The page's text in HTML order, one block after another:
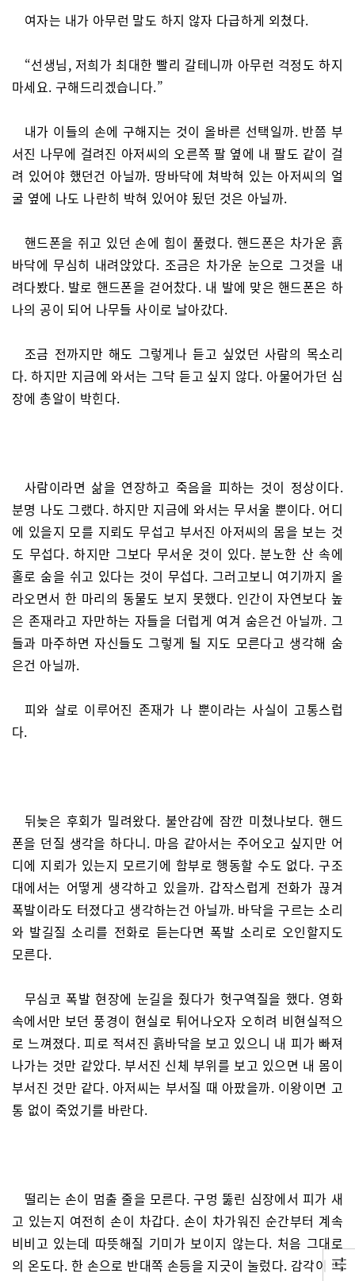
여자는 내가 아무런 말도 하지 않자 다급하게 외쳤다.
“선생님, 저희가 최대한 빨리 갈테니까 아무런 걱정도 하지
마세요. 구해드리겠습니다.”
내가 이들의 손에 구해지는 것이 올바른 선택일까. 반쯤 부
서진 나무에 걸려진 아저씨의 오른쪽 팔 옆에 내 팔도 같이 걸
려 있어야 했던건 아닐까. 땅바닥에 쳐박혀 있는 아저씨의 얼
굴 옆에 나도 나란히 박혀 있어야 됬던 것은 아닐까.
핸드폰을 쥐고 있던 손에 힘이 풀렸다. 핸드폰은 차가운 흙
바닥에 무심히 내려앉았다. 조금은 차가운 눈으로 그것을 내
려다봤다. 발로 핸드폰을 걷어찼다. 내 발에 맞은 핸드폰은 하
나의 공이 되어 나무들 사이로 날아갔다.
조금 전까지만 해도 그렇게나 듣고 싶었던 사람의 목소리
다. 하지만 지금에 와서는 그닥 듣고 싶지 않다. 아물어가던 심
장에 총알이 박힌다.
사람이라면 삶을 연장하고 죽음을 피하는 것이 정상이다.
분명 나도 그랬다. 하지만 지금에 와서는 무서울 뿐이다. 어디
에 있을지 모를 지뢰도 무섭고 부서진 아저씨의 몸을 보는 것
도 무섭다. 하지만 그보다 무서운 것이 있다. 분노한 산 속에
홀로 숨을 쉬고 있다는 것이 무섭다. 그러고보니 여기까지 올
라오면서 한 마리의 동물도 보지 못했다. 인간이 자연보다 높
은 존재라고 자만하는 자들을 더럽게 여겨 숨은건 아닐까. 그
들과 마주하면 자신들도 그렇게 될 지도 모른다고 생각해 숨
은건 아닐까.
피와 살로 이루어진 존재가 나 뿐이라는 사실이 고통스럽
다.
뒤늦은 후회가 밀려왔다. 불안감에 잠깐 미쳤나보다. 핸드
폰을 던질 생각을 하다니. 마음 같아서는 주어오고 싶지만 어
디에 지뢰가 있는지 모르기에 함부로 행동할 수도 없다. 구조
대에서는 어떻게 생각하고 있을까. 갑작스럽게 전화가 끊겨
폭발이라도 터졌다고 생각하는건 아닐까. 바닥을 구르는 소리
와 발길질 소리를 전화로 듣는다면 폭발 소리로 오인할지도
모른다.
무심코 폭발 현장에 눈길을 줬다가 헛구역질을 했다. 영화
속에서만 보던 풍경이 현실로 튀어나오자 오히려 비현실적으
로 느껴졌다. 피로 적셔진 흙바닥을 보고 있으니 내 피가 빠져
나가는 것만 같았다. 부서진 신체 부위를 보고 있으면 내 몸이
부서진 것만 같다. 아저씨는 부서질 때 아팠을까. 이왕이면 고
통 없이 죽었기를 바란다.
떨리는 손이 멈출 줄을 모른다. 구멍 뚫린 심장에서 피가 새
고 있는지 여전히 손이 차갑다. 손이 차가워진 순간부터 계속
비비고 있는데 따뜻해질 기미가 보이지 않는다. 처음 그대로
의 온도다. 한 손으로 반대쪽 손등을 지긋이 눌렀다. 감각이 이